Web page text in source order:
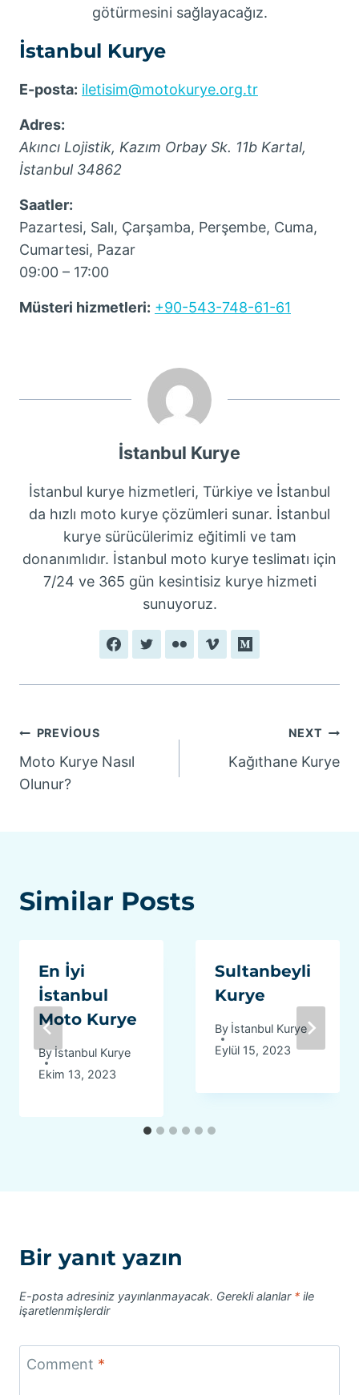
götürmesini sağlayacağız.
İstanbul Kurye
E-posta: iletisim@motokurye.org.tr
Adres:
Akıncı Lojistik, Kazım Orbay Sk. 11b Kartal,
İstanbul 34862
Saatler:
Pazartesi, Salı, Çarşamba, Perşembe, Cuma,
Cumartesi, Pazar
09:00 – 17:00
Müsteri hizmetleri: +90-543-748-61-61
İstanbul Kurye
İstanbul kurye hizmetleri, Türkiye ve İstanbul
da hızlı moto kurye çözümleri sunar. İstanbul
kurye sürücülerimiz eğitimli ve tam
donanımlıdır. İstanbul moto kurye teslimatı için
7/24 ve 365 gün kesintisiz kurye hizmeti
sunuyoruz.
Yazı
gezinmesi
PREVIOUS
Moto Kurye Nasıl
Olunur?
NEXT
Kağıthane Kurye
Similar Posts
En İyi
İstanbul
Moto Kurye
Byİstanbul Kurye
Ekim 13, 2023
Sultanbeyli
Kurye
By İstanbul Kurye
Eylül 15, 2023
Bir yanıt yazın
E-posta adresiniz yayınlanmayacak. Gerekli alanlar * ile
işaretlenmişlerdir
Comment *